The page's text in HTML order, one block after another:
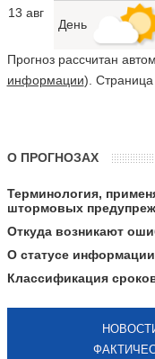
13 авг
День
Прогноз рассчитан
информации).
О ПРОГНОЗАХ
Терминология,
штормовых
Откуда возникают
О статусе
Классификация